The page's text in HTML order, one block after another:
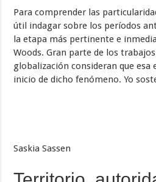
Para comprender las
útil indagar sobre los períodos
la etapa más pertinente e
Woods. Gran parte de los
globalización consideran que esa
inicio de dicho fenómeno. Yo
Saskia Sassen